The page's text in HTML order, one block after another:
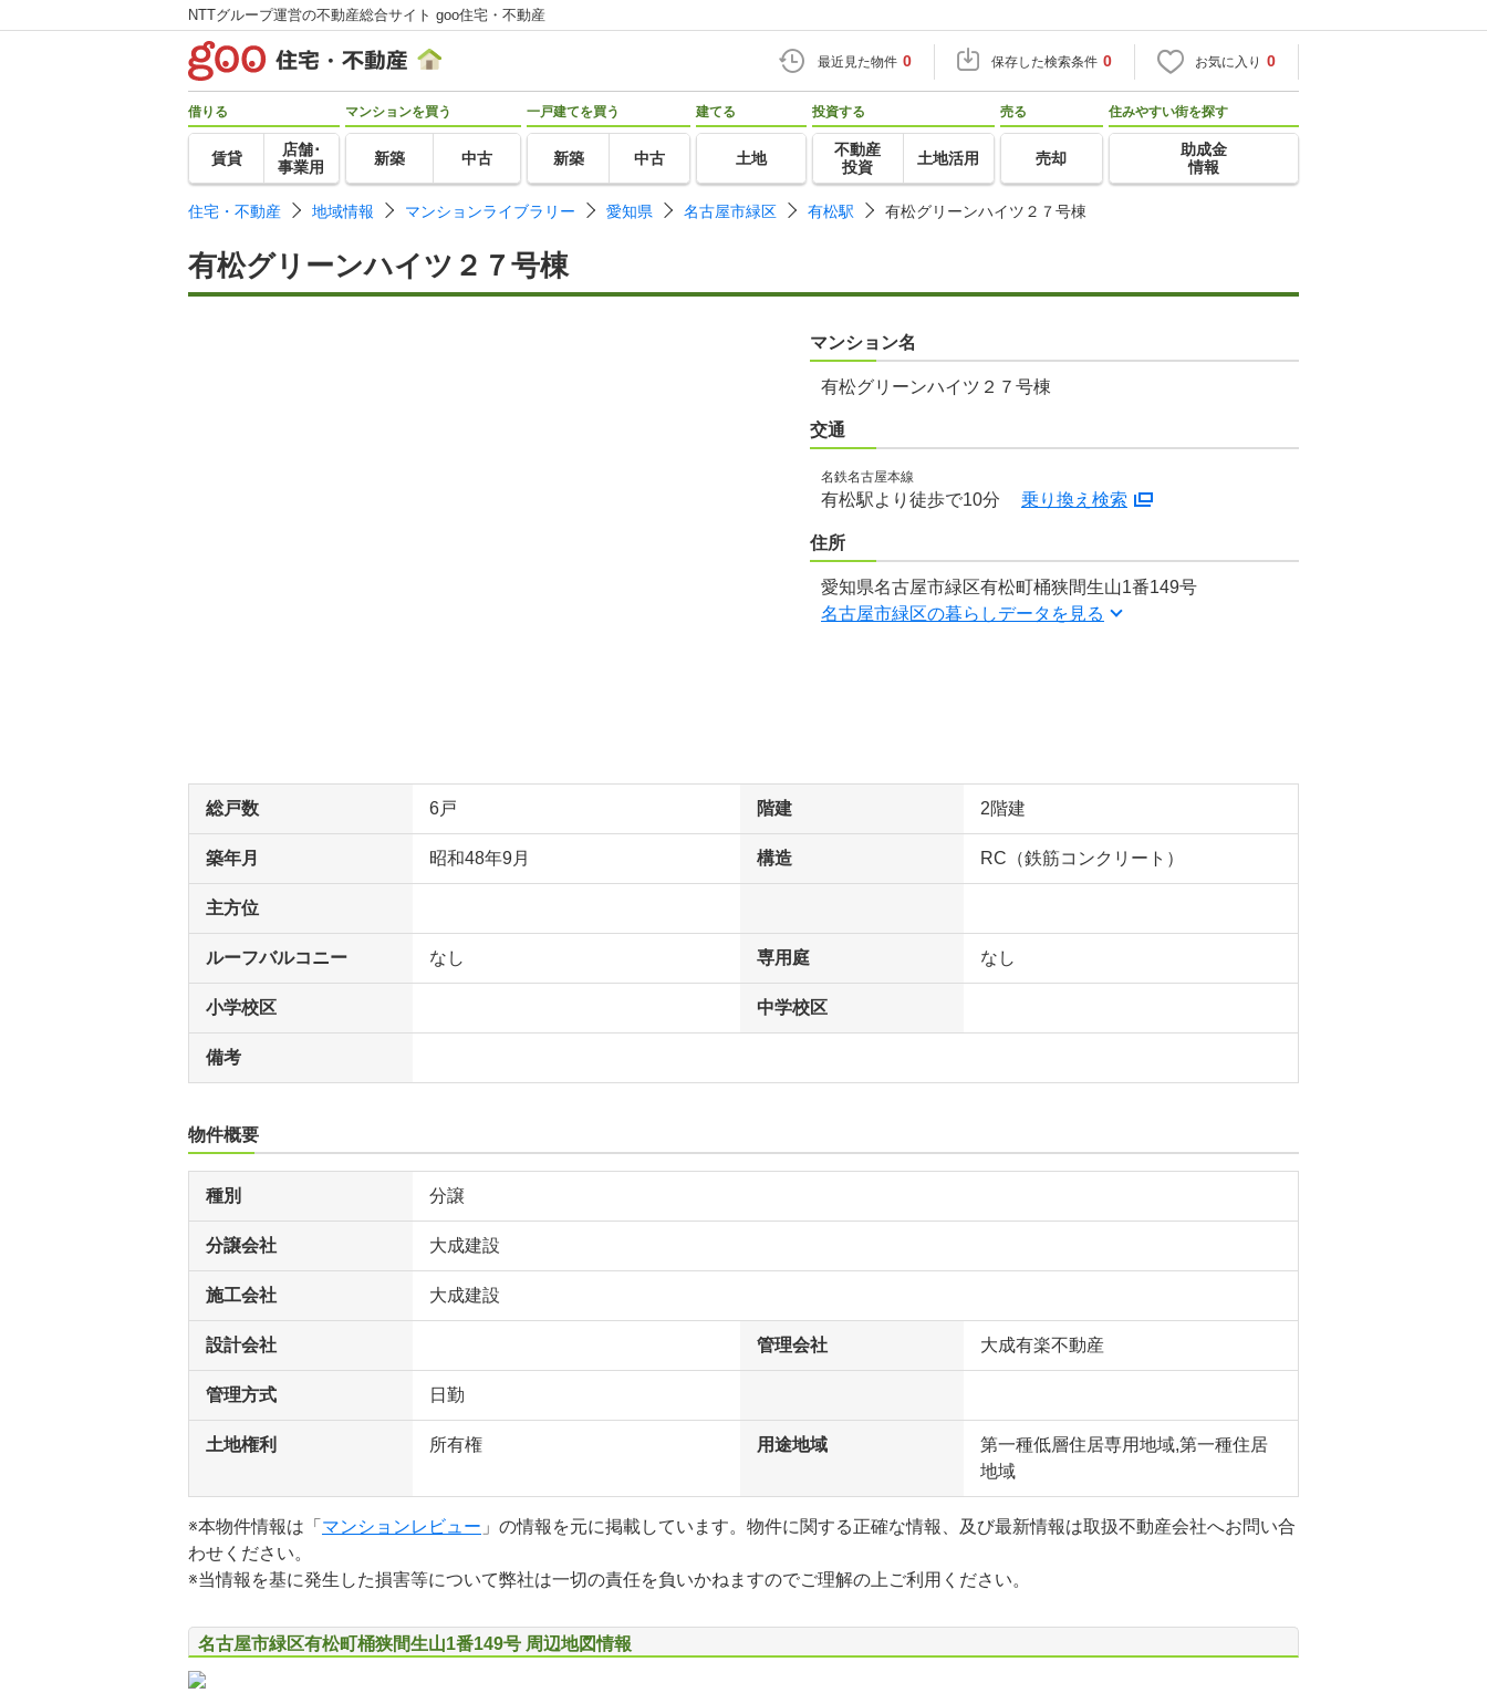
NTTグループ運営の不動産総合サイト goo住宅・不動産
最近見た物件 0 保存した検索条件 0 お気に入り 0
借りる
賃貸
店舗･
事業用
マンションを買う
新築 中古
一戸建てを買う
新築 中古
建てる
土地
投資する
不動産
投資
土地活用
売る
売却
住みやすい街を探す
助成金
情報
住宅・不動産 地域情報 マンションライブラリー 愛知県 名古屋市緑区 有松駅 有松グリーンハイツ２７号棟
有松グリーンハイツ２７号棟
マンション名
有松グリーンハイツ２７号棟
交通
名鉄名古屋本線
有松駅より徒歩で10分 乗り換え検索
住所
愛知県名古屋市緑区有松町桶狭間生山1番149号
名古屋市緑区の暮らしデータを見る
総戸数 6戸 階建 2階建
築年月 昭和48年9月 構造 RC（鉄筋コンクリート）
主方位
ルーフバルコニー なし 専用庭 なし
小学校区 中学校区
備考
物件概要
種別 分譲
分譲会社 大成建設
施工会社 大成建設
設計会社 管理会社 大成有楽不動産
管理方式 日勤
土地権利 所有権 用途地域
第一種低層住居専用地域,第一種住居
地域
※本物件情報は「 マンションレビュー 」の情報を元に掲載しています。物件に関する正確な情報、及び最新情報は取扱不動産会社へお問い合
わせください。
※当情報を基に発生した損害等について弊社は一切の責任を負いかねますのでご理解の上ご利用ください。
名古屋市緑区有松町桶狭間生山1番149号 周辺地図情報